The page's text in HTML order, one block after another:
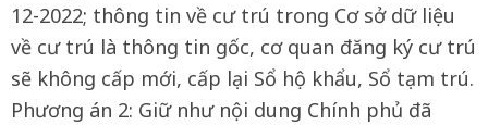
12-2022; thông tin về cư trú trong Cơ sở dữ liệu
về cư trú là thông tin gốc, cơ quan đăng ký cư trú
sẽ không cấp mới, cấp lại Sổ hộ khẩu, Sổ tạm trú.
Phương án 2: Giữ như nội dung Chính phủ đã